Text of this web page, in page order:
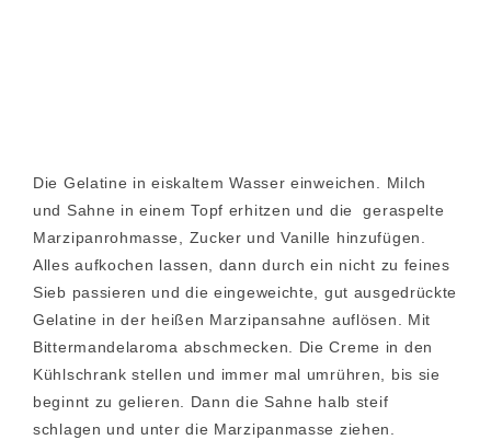
Die Gelatine in eiskaltem Wasser einweichen. Milch
und Sahne in einem Topf erhitzen und die geraspelte
Marzipanrohmasse, Zucker und Vanille hinzufügen.
Alles aufkochen lassen, dann durch ein nicht zu feines
Sieb passieren und die eingeweichte, gut ausgedrückte
Gelatine in der heißen Marzipansahne auflösen. Mit
Bittermandelaroma abschmecken. Die Creme in den
Kühlschrank stellen und immer mal umrühren, bis sie
beginnt zu gelieren. Dann die Sahne halb steif
schlagen und unter die Marzipanmasse ziehen.